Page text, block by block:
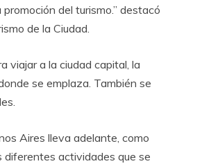
del turismo.” destacó
de la Ciudad.
viajar a la ciudad capital, la
se emplaza. También se
Aires lleva adelante, como
diferentes actividades que se